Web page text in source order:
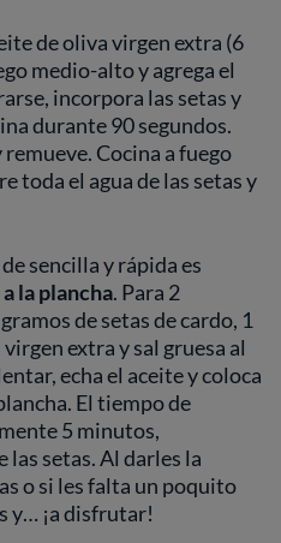
de oliva virgen extra (6
medio-alto y agrega el
incorpora las setas y
durante 90 segundos.
Cocina a fuego
toda el agua de las setas y
sencilla y rápida es
la plancha. Para 2
de setas de cardo, 1
extra y sal gruesa al
echa el aceite y coloca
El tiempo de
5 minutos,
las setas. Al darles la
o si les falta un poquito
y… ¡a disfrutar!